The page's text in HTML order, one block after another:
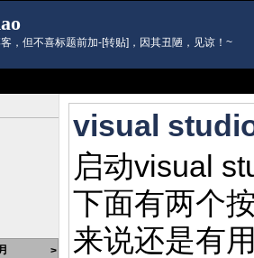
，但不喜标题前加-[转贴]，因其丑陋，见谅！~
>
visual
启动visual
下面有两个
来说还是有